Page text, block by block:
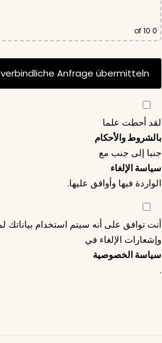
0
لقد أحطت علما
بالشروط والأحكام
جنبا إلى جنب مع
سياسة الإلغاء
الواردة فيها وأوافق عليها.
أنت توافق على أنه سيتم استخدام
وإشعارات الإلغاء في
سياسة الخصوصية
.